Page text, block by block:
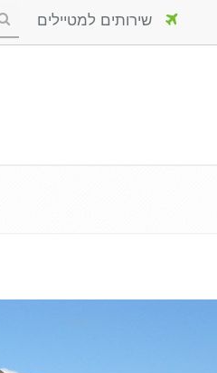
שירותים למטיילים